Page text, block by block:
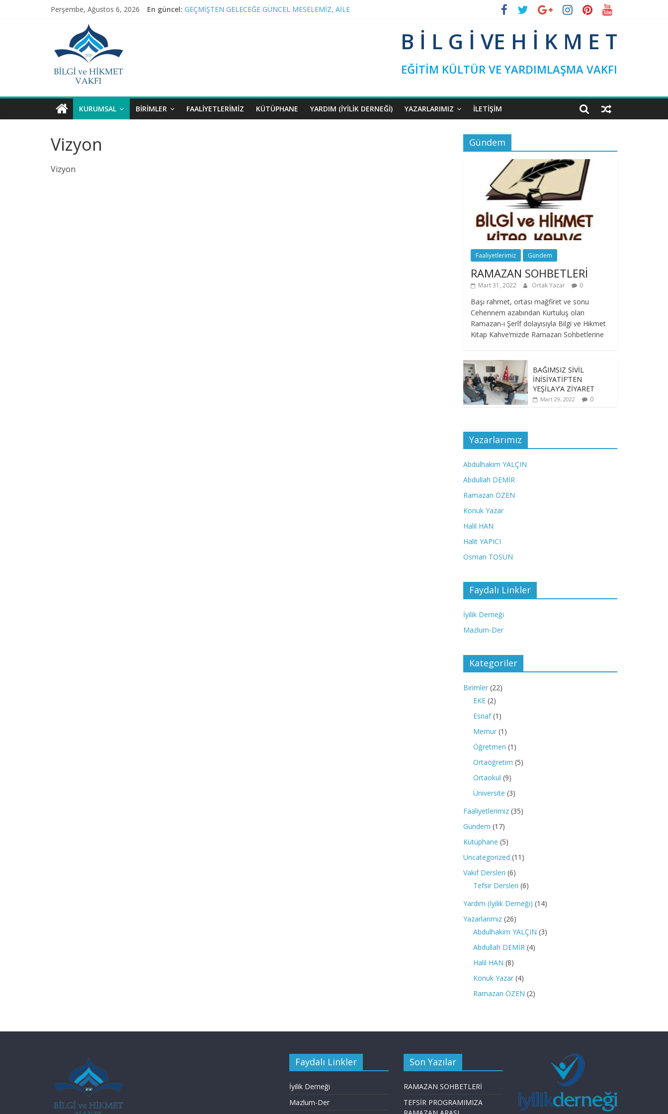
Perşembe, Ağustos 6, 2026 En güncel: GEÇMİŞTEN GELECEĞE GÜNCEL MESELEMİZ, AİLE
Bilgi
ve
Hikmet
Vakfı
ve
Vakfı
B İ L G İ VE H İ K M E T
EĞİTİM KÜLTÜR VE YARDIMLAŞMA VAKFI
KURUMSAL BIRIMLER FAALIYETLERIMIZ KÜTÜPHANE YARDIM (İYILIK DERNEĞI) YAZARLARIMIZ İLETIŞIM
Vizyon
Vizyon
Gündem
Faaliyetlerimiz Gündem
RAMAZAN SOHBETLERİ
Mart 31, 2022 Ortak Yazar 0
Başı rahmet, ortası mağfiret ve sonu
Cehennem azabından Kurtuluş olan
Ramazan-ı Şerîf dolayısıyla Bilgi ve Hikmet
Kitap Kahve’mizde Ramazan Sohbetlerine
BAĞIMSIZ SİVİL
İNİSİYATİF’TEN
YEŞİLAY’A ZİYARET
Mart 29, 2022 0
Yazarlarımız
Abdulhakim YALÇIN
Abdullah DEMİR
Ramazan ÖZEN
Konuk Yazar
Halil HAN
Halit YAPICI
Osman TOSUN
Faydalı Linkler
İyilik Derneği
Mazlum-Der
Kategoriler
Birimler (22)
EKE (2)
Esnaf(1)
Memur (1)
Öğretmen (1)
Ortaöğretim (5)
Ortaokul (9)
Üniversite (3)
Faaliyetlerimiz (35)
Gündem (17)
Kütüphane (5)
Uncategorized (11)
Vakıf Dersleri (6)
Tefsir Dersleri (6)
Yardım (İyilik Derneği) (14)
Yazarlarımız (26)
Abdulhakim YALÇIN (3)
Abdullah DEMİR (4)
Halil HAN (8)
Konuk Yazar (4)
Ramazan ÖZEN (2)
Faydalı Linkler
İyilik Derneği
Mazlum-Der
Son Yazılar
RAMAZAN SOHBETLERİ
TEFSİR PROGRAMIMIZA